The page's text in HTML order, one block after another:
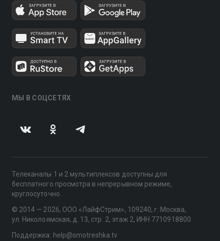
МЫ В СОЦСЕТЯХ
Телеканалы 1 и 2 мультиплексов доступны для
бесплатного просмотра в непрерывном режиме,
круглосуточно.
© 2014 — 2026, ООО «ЛайфСтрим», 109240, г. Москва,
ул. Николоямская, д. 13, стр. 2, этаж 2, ИНН 7710918800
Поддержка: help@smotreshka.tv